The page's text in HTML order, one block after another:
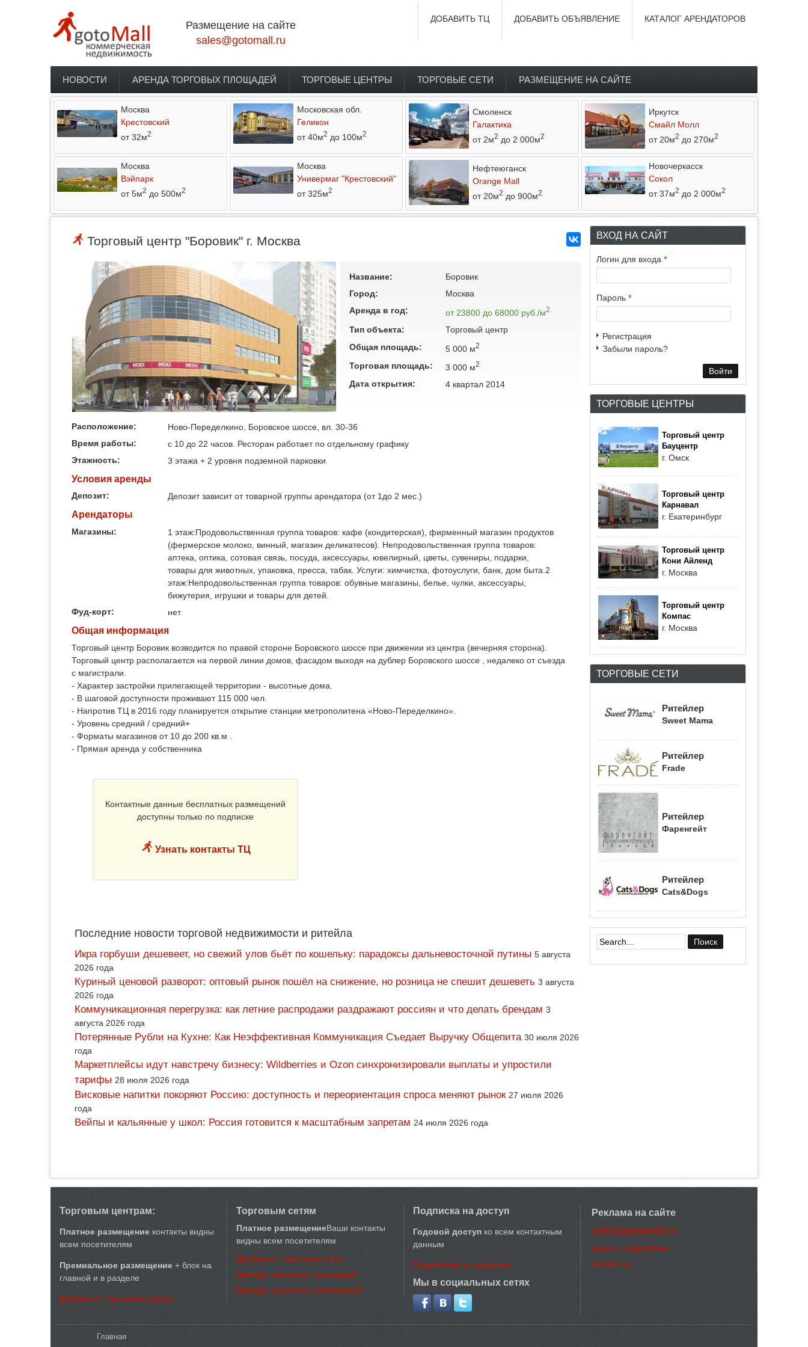
Размещение на сайте
sales@gotomall.ru
КАТАЛОГ АРЕНДАТОРОВ
ДОБАВИТЬ ОБЪЯВЛЕНИЕ
ДОБАВИТЬ ТЦ
Главное меню
НОВОСТИ АРЕНДА ТОРГОВЫХ ПЛОЩАДЕЙ ТОРГОВЫЕ ЦЕНТРЫ ТОРГОВЫЕ СЕТИ РАЗМЕЩЕНИЕ НА САЙТЕ
Москва
Крестовский
от 32м2
Московская обл.
Геликон
от 40м2 до 100м2
Смоленск
Галактика
от 2м2 до 2 000м2
Иркутск
Смайл Молл
от 20м2 до 270м2
Москва
Вэйпарк
от 5м2 до 500м2
Москва
Универмаг "Крестовский"
от 325м2
Нефтеюганск
Orange Mall
от 20м2 до 900м2
Новочеркасск
Сокол
от 37м2 до 2 000м2
Торговый центр "Боровик" г. Москва
Название:
Боровик
Город:
Москва
Аренда в год:
от 23800 до 68000 руб./м2
Тип объекта:
Торговый центр
Общая площадь:
5 000 м2
Торговая площадь: 3 000 м2
Дата открытия: 4 квартал 2014
Расположение:
Ново-Переделкино, Боровское шоссе, вл. 30-36
Время работы:
c 10 до 22 часов. Ресторан работает по отдельному графику
Этажность:
3 этажа + 2 уровня подземной парковки
Условия аренды
Депозит: Депозит зависит от товарной группы арендатора (от 1до 2 мес.)
Арендаторы
Магазины:
1 этаж:Продовольственная группа товаров: кафе (кондитерская), фирменный магазин продуктов
(фермерское молоко, винный, магазин деликатесов). Непродовольственная группа товаров:
аптека, оптика, сотовая связь, посуда, аксессуары, ювелирный, цветы, сувениры, подарки,
товары для животных, упаковка, пресса, табак. Услуги: химчистка, фотоуслуги, банк, дом быта.2
этаж:Непродовольственная группа товаров: обувные магазины, белье, чулки, аксессуары,
бижутерия, игрушки и товары для детей.
Фуд-корт:
нет
Общая информация
Торговый центр Боровик возводится по правой стороне Боровского шоссе при движении из центра (вечерняя сторона).
Торговый центр располагается на первой линии домов, фасадом выходя на дублер Боровского шоссе , недалеко от съезда
с магистрали.
- Характер застройки прилегающей территории - высотные дома.
- В шаговой доступности проживают 115 000 чел.
- Напротив ТЦ в 2016 году планируется открытие станции метрополитена «Ново-Переделкино».
- Уровень средний / средний+
- Форматы магазинов от 10 до 200 кв.м .
- Прямая аренда у собственника
Контактные данные бесплатных размещений
доступны только по подписке
Узнать контакты ТЦ
Последние новости торговой недвижимости и ритейла
Икра горбуши дешевеет, но свежий улов бьёт по кошельку: парадоксы дальневосточной путины 5 августа
2026 года
Куриный ценовой разворот: оптовый рынок пошёл на снижение, но розница не спешит дешеветь 3 августа
2026 года
Коммуникационная перегрузка: как летние распродажи раздражают россиян и что делать брендам 3
августа 2026 года
Потерянные Рубли на Кухне: Как Неэффективная Коммуникация Съедает Выручку Общепита 30 июля 2026
года
Маркетплейсы идут навстречу бизнесу: Wildberries и Ozon синхронизировали выплаты и упростили
тарифы 28 июля 2026 года
Висковые напитки покоряют Россию: доступность и переориентация спроса меняют рынок 27 июля 2026
года
Вейпы и кальянные у школ: Россия готовится к масштабным запретам 24 июля 2026 года
ВХОД НА САЙТ
Логин для входа *
Пароль *
Регистрация
Забыли пароль?
ТОРГОВЫЕ ЦЕНТРЫ
Торговый центр
Бауцентр
г. Омск
Торговый центр
Карнавал
г. Екатеринбург
Торговый центр
Кони Айленд
г. Москва
Торговый центр
Компас
г. Москва
ТОРГОВЫЕ СЕТИ
Ритейлер
Sweet Mama
Ритейлер
Frade
Ритейлер
Фаренгейт
Ритейлер
Cats&Dogs
Форма поиска
Торговым центрам:
Платное размещение контакты видны
всем посетителям
Премиальное размещение + блок на
главной и в разделе
Добавить торговый центр
Торговым сетям
Платное размещениеВаши контакты
видны всем посетителям
Добавить торговую сеть
Аренда торговых площадей
Аренда торговых помещений
Подписка на доступ
Годовой доступ ко всем контактным
данным
Подробнее о подписке
Мы в социальных сетях
Реклама на сайте
sales@gotomall.ru
узнать подробнее
контакты
Главная